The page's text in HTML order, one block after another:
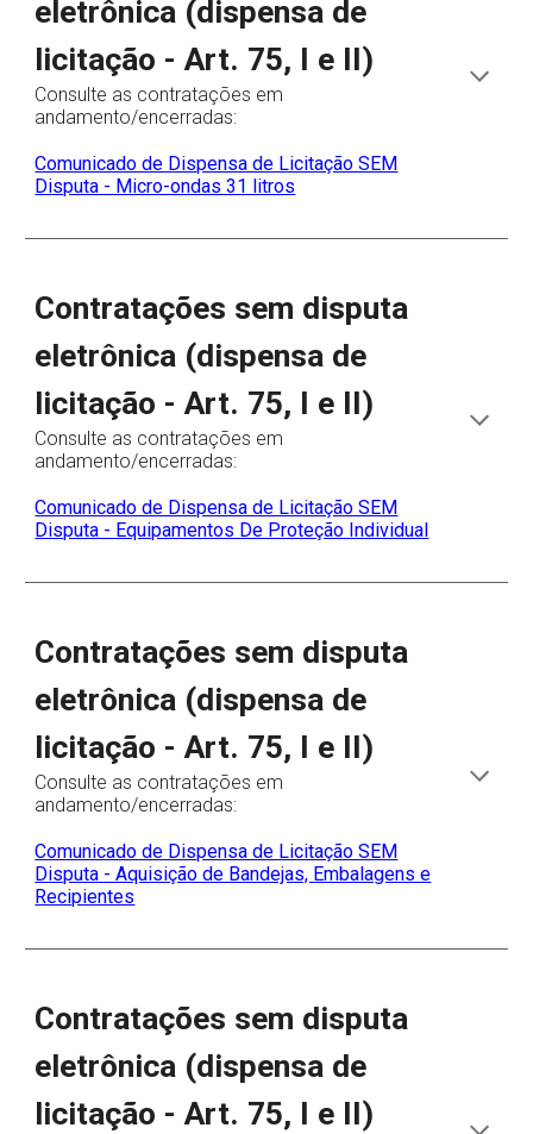
eletrônica (dispensa de
licitação - Art. 75, I e II)
Consulte as contratações em
andamento/encerradas:
Comunicado de Dispensa de Licitação SEM
Disputa - Micro-ondas 31 litros
Contratações sem disputa
eletrônica (dispensa de
licitação - Art. 75, I e II)
Consulte as contratações em
andamento/encerradas:
Comunicado de Dispensa de Licitação SEM
Disputa - Equipamentos De Proteção Individual
Contratações sem disputa
eletrônica (dispensa de
licitação - Art. 75, I e II)
Consulte as contratações em
andamento/encerradas:
Comunicado de Dispensa de Licitação SEM
Disputa - Aquisição de Bandejas, Embalagens e
Recipientes
Contratações sem disputa
eletrônica (dispensa de
licitação - Art. 75, I e II)